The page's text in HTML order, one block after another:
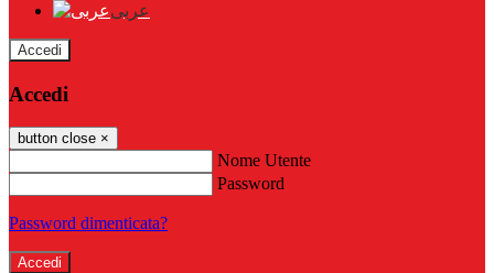
عربى
Accedi
Accedi
button close ×
Nome Utente
Password
Password dimenticata?